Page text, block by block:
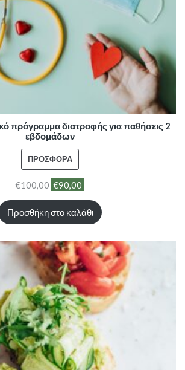
πρόγραμμα διατροφής για παθήσεις 2
εβδομάδων
ΠΡΟΣΦΟΡΆΠΡΟΪΌΝ
ΠΡΟΣΦΟΡΆ
€100,00 €90,00
Προσθήκη στο καλάθι